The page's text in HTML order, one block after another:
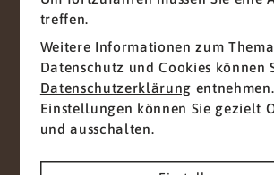
Fingerspitzengefühl und
mich als umsetzungs­orientierten
mitHands-on-Mentalität. Ich bin
erfahrener Team Player mit
Menschen und Teamentwicklung;
ethischen Standards. Und damit
KONTAKT
Gemeinsam zum
erfolgreichen
Wir freuen uns auf Ihre Nachricht
treffen.
Weitere Informationen zum Thema
Datenschutz und Cookies können
Datenschutzerklärung
Einstellungen können Sie gezielt
und ausschalten.